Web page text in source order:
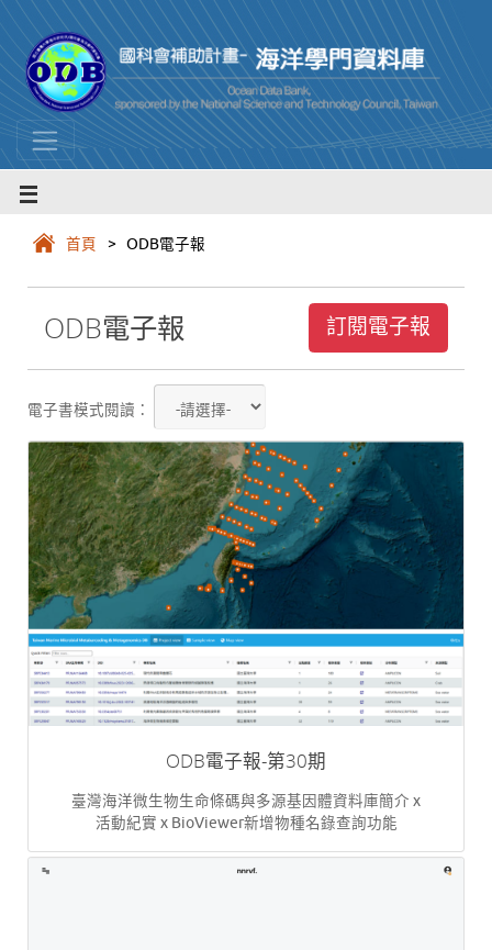
首頁 > ODB電子報
ODB電子報 訂閱電子報
電子書模式閱讀：
ODB電子報-第30期
臺灣海洋微生物生命條碼與多源基因體資料庫簡介 x
活動紀實 x BioViewer新增物種名錄查詢功能